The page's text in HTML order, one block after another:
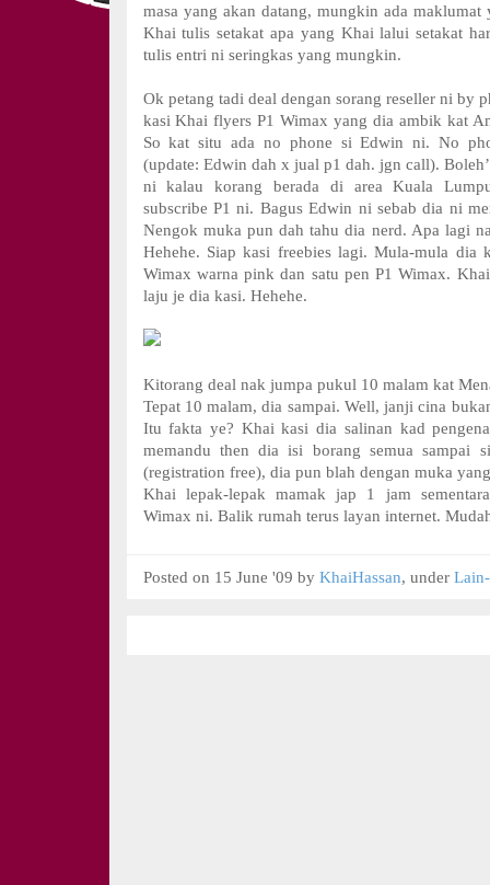
masa yang akan datang, mungkin ada maklumat
Khai tulis setakat apa yang Khai lalui setakat
tulis entri ni seringkas yang mungkin.
Ok petang tadi deal dengan sorang reseller ni by
kasi Khai flyers P1 Wimax yang dia ambik kat
So kat situ ada no phone si Edwin ni. No
(update: Edwin dah x jual p1 dah. jgn call).
ni kalau korang berada di area Kuala
subscribe P1 ni. Bagus Edwin ni sebab dia ni
Nengok muka pun dah tahu dia nerd. Apa lagi
Hehehe. Siap kasi freebies lagi. Mula-mula dia
Wimax warna pink dan satu pen P1 Wimax.
laju je dia kasi. Hehehe.
Kitorang deal nak jumpa pukul 10 malam kat
Tepat 10 malam, dia sampai. Well, janji cina
Itu fakta ye? Khai kasi dia salinan kad
memandu then dia isi borang semua sampai
(registration free), dia pun blah dengan muka
Khai lepak-lepak mamak jap 1 jam
Wimax ni. Balik rumah terus layan internet.
Posted on 15 June '09 by KhaiHassan, under